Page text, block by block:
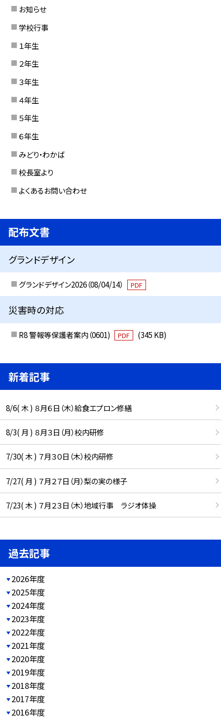
お知らせ
学校行事
１年生
２年生
３年生
４年生
５年生
６年生
みどり・わかば
校長室より
よくあるお問い合わせ
配布文書
グランドデザイン
グランドデザイン2026（08/04/14） PDF
災害時の対応
R8 警報等保護者案内（0601) PDF (345 KB)
新着記事
8/6( 木 ) ８月６日（木）給食エプロン修繕
8/3( 月 ) ８月３日（月）校内研修
7/30( 木 ) ７月３０日（木）校内研修
7/27( 月 ) ７月２７日（月）梨の実の様子
7/23( 木 ) ７月２３日（木）地域行事 ラジオ体操
過去記事
2026年度
2025年度
2024年度
2023年度
2022年度
2021年度
2020年度
2019年度
2018年度
2017年度
2016年度